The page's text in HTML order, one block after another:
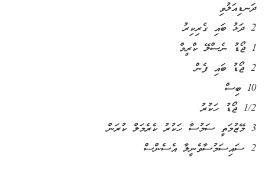
ދަނޑިއަލުވި
2 ދަޅު ބައި ގެރިކިރު
1 ޖޯޑު ނެސްލޭ ކްރީމް
2 ޖޯޑު ބައި ފެން
10 ބިސް
1/2 ޖޯޑު ހަކުރު
3 މޭޒުމަތީ ސަމުސާ ހަކުރު ކެރެމަލް ކުރަން
2 ސައިސަމުސާވެނީލާ އެސެންސް